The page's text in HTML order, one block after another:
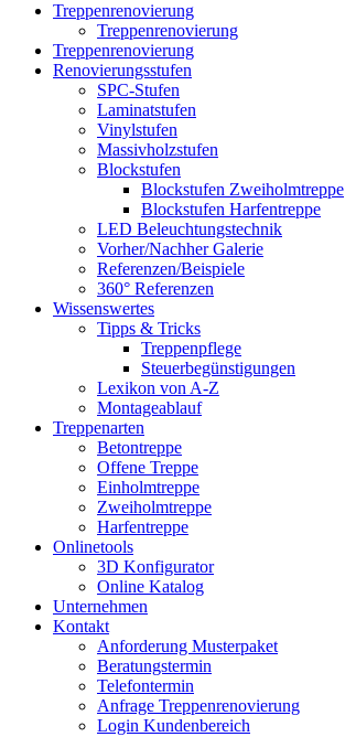
Treppenrenovierung
Treppenrenovierung
Treppenrenovierung
Renovierungsstufen
SPC-Stufen
Laminatstufen
Vinylstufen
Massivholzstufen
Blockstufen
Blockstufen Zweiholmtreppe
Blockstufen Harfentreppe
LED Beleuchtungstechnik
Vorher/Nachher Galerie
Referenzen/Beispiele
360° Referenzen
Wissenswertes
Tipps & Tricks
Treppenpflege
Steuerbegünstigungen
Lexikon von A-Z
Montageablauf
Treppenarten
Betontreppe
Offene Treppe
Einholmtreppe
Zweiholmtreppe
Harfentreppe
Onlinetools
3D Konfigurator
Online Katalog
Unternehmen
Kontakt
Anforderung Musterpaket
Beratungstermin
Telefontermin
Anfrage Treppenrenovierung
Login Kundenbereich